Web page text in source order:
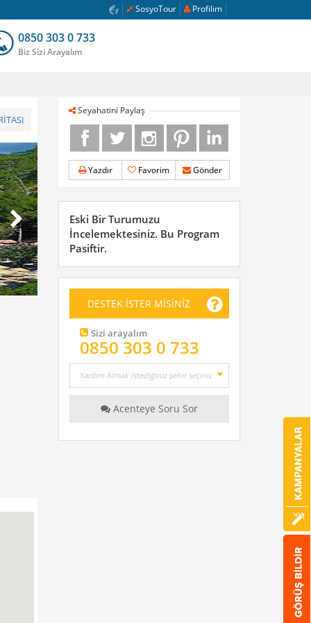
Profilim
SosyoTour
0850 303 0 733
Biz Sizi Arayalım
Seyahatini Paylaş
Yazdır Favorim Gönder
Eski Bir Turumuzu
İncelemektesiniz. Bu Program
Pasiftir.
DESTEK İSTER MİSİNİZ
Sizi arayalım
0850 303 0 733
Acenteye Soru Sor